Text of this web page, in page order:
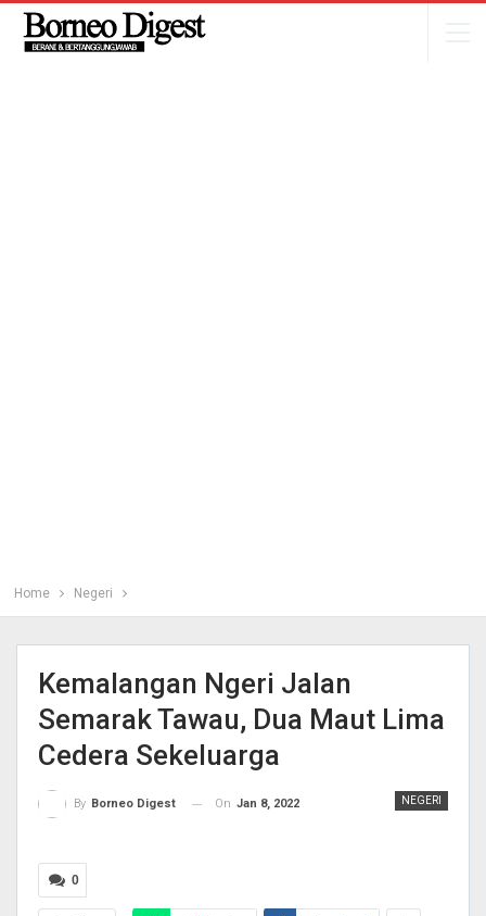
Home Negeri
Kemalangan Ngeri Jalan
Semarak Tawau, Dua Maut Lima
Cedera Sekeluarga
NEGERI
By Borneo Digest On Jan 8, 2022
0